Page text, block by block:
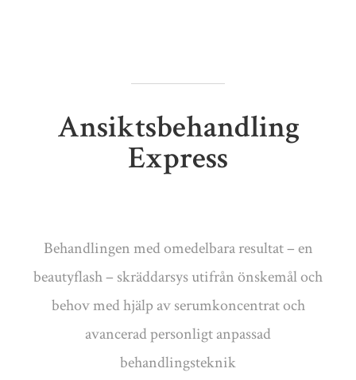
Ansiktsbehandling
Express
Behandlingen med omedelbara resultat – en
beautyflash – skräddarsys utifrån önskemål och
behov med hjälp av serumkoncentrat och
avancerad personligt anpassad
behandlingsteknik